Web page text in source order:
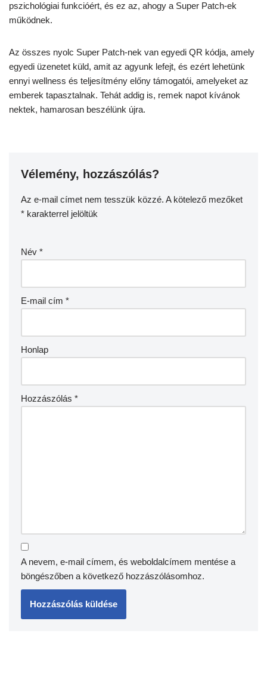
pszichológiai funkcióért, és ez az, ahogy a Super Patch-ek
működnek.
Az összes nyolc Super Patch-nek van egyedi QR kódja, amely
egyedi üzenetet küld, amit az agyunk lefejt, és ezért lehetünk
ennyi wellness és teljesítmény előny támogatói, amelyeket az
emberek tapasztalnak. Tehát addig is, remek napot kívánok
nektek, hamarosan beszélünk újra.
Vélemény, hozzászólás?
Az e-mail címet nem tesszük közzé. A kötelező mezőket
* karakterrel jelöltük
Név *
E-mail cím *
Honlap
Hozzászólás *
A nevem, e-mail címem, és weboldalcímem mentése a
böngészőben a következő hozzászólásomhoz.